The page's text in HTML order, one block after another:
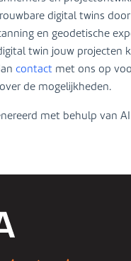
digital twins
en geodetische
twin jouw projecten
contact met ons op
de mogelijkheden.
met behulp van